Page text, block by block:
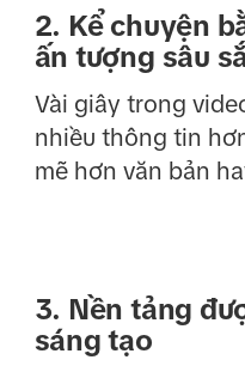
2. Kể chuyện
ấn tượng sâu
Vài giây trong
nhiều thông tin
mẽ hơn văn bản
3. Nền tảng
sáng tạo